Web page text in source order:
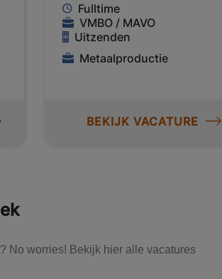
Fulltime
VMBO / MAVO
Uitzenden
Metaalproductie
BEKIJK VACATURE
No worries! Bekijk hier alle vacatures